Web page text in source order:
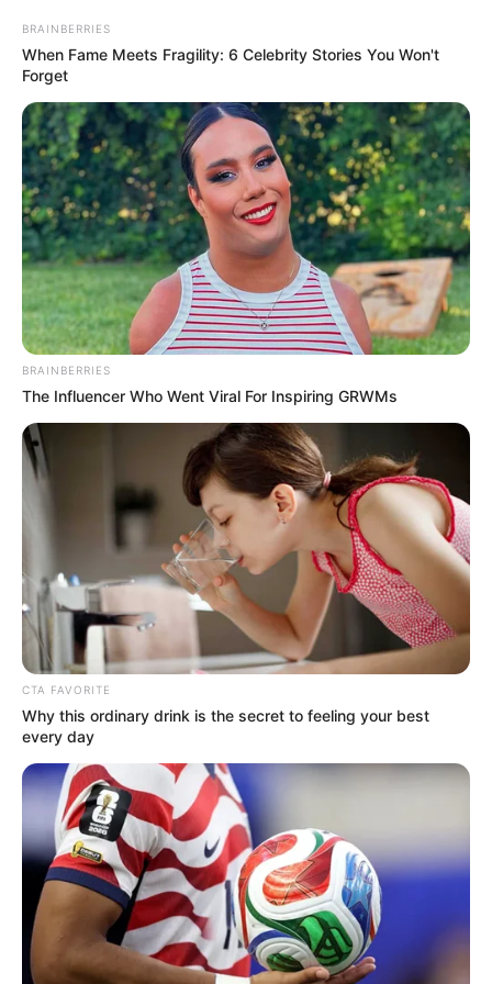
BRAINBERRIES
When Fame Meets Fragility: 6 Celebrity Stories You Won't
Forget
BRAINBERRIES
The Influencer Who Went Viral For Inspiring GRWMs
CTA FAVORITE
Why this ordinary drink is the secret to feeling your best
every day